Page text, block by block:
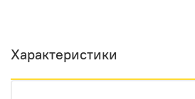
Характеристики